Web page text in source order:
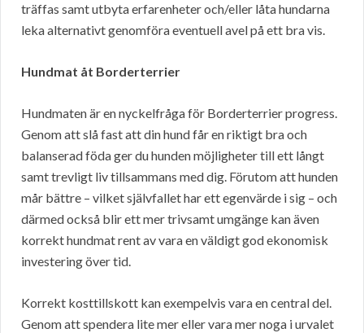
träffas samt utbyta erfarenheter och/eller låta hundarna
leka alternativt genomföra eventuell avel på ett bra vis.
Hundmat åt Borderterrier
Hundmaten är en nyckelfråga för Borderterrier progress.
Genom att slå fast att din hund får en riktigt bra och
balanserad föda ger du hunden möjligheter till ett långt
samt trevligt liv tillsammans med dig. Förutom att hunden
mår bättre – vilket självfallet har ett egenvärde i sig – och
därmed också blir ett mer trivsamt umgänge kan även
korrekt hundmat rent av vara en väldigt god ekonomisk
investering över tid.
Korrekt kosttillskott kan exempelvis vara en central del.
Genom att spendera lite mer eller vara mer noga i urvalet